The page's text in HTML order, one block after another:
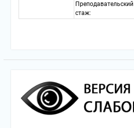
Преподавательский
стаж: